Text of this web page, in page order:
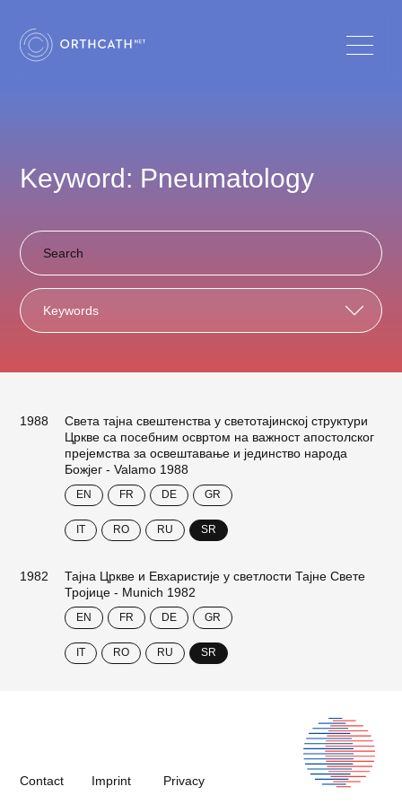
Keyword: Pneumatology
Keywords
1988
Света тајна свештенства у светотајинској структури
Цркве са посебним освртом на важност апостолског
прејемства за освештавање и јединство народа
Божјег - Valamo 1988
EN FR DE GR
IT RO RU SR
1982
Тајна Цркве и Евхаристије у светлости Тајне Свете
Тројице - Munich 1982
EN FR DE GR
IT RO RU SR
Contact Imprint Privacy